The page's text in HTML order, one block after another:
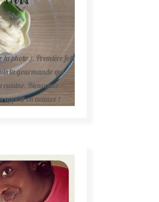
photo ). Première fois
la gourmande qui
cuisine. Bienvenue
appétit en avance !